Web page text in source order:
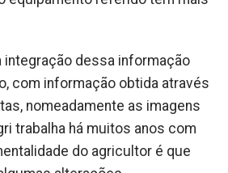
integração dessa informação
com informação obtida através
nomeadamente as imagens
trabalha há muitos anos com
do agricultor é que